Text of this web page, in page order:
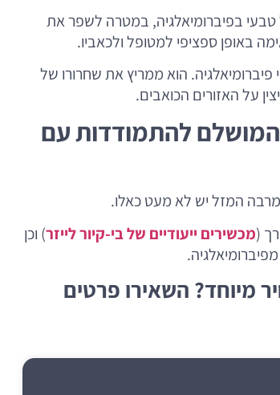
טבעי בפיברומיאלגיה, במטרה לשפר את
באופן ספציפי למטופל ולכאביו.
הוא ממריץ את שחרורו של
על האזורים הכואבים.
המושלם להתמודדות עם
המזל יש לא מעט כאלו.
(מכשירים ייעודיים של בי-קיור לייזר) וכן
למשך 60 ימים במחיר מיוחד? השאירו פרטים